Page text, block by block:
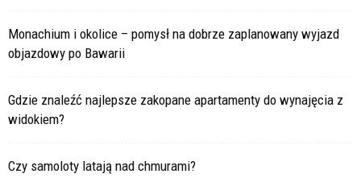
Monachium i okolice – pomysł na dobrze zaplanowany wyjazd
objazdowy po Bawarii
Gdzie znaleźć najlepsze zakopane apartamenty do wynajęcia z
widokiem?
Czy samoloty latają nad chmurami?